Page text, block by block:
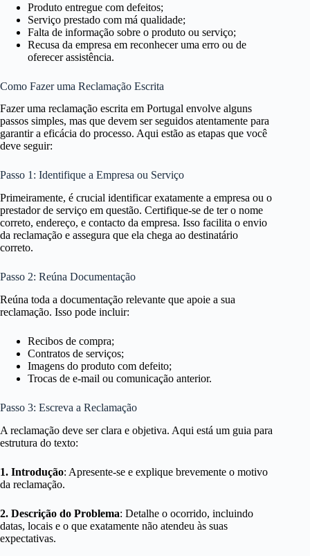
Produto entregue com defeitos;
Serviço prestado com má qualidade;
Falta de informação sobre o produto ou serviço;
Recusa da empresa em reconhecer uma erro ou de
oferecer assistência.
Como Fazer uma Reclamação Escrita
Fazer uma reclamação escrita em Portugal envolve alguns
passos simples, mas que devem ser seguidos atentamente para
garantir a eficácia do processo. Aqui estão as etapas que você
deve seguir:
Passo 1: Identifique a Empresa ou Serviço
Primeiramente, é crucial identificar exatamente a empresa ou o
prestador de serviço em questão. Certifique-se de ter o nome
correto, endereço, e contacto da empresa. Isso facilita o envio
da reclamação e assegura que ela chega ao destinatário
correto.
Passo 2: Reúna Documentação
Reúna toda a documentação relevante que apoie a sua
reclamação. Isso pode incluir:
Recibos de compra;
Contratos de serviços;
Imagens do produto com defeito;
Trocas de e-mail ou comunicação anterior.
Passo 3: Escreva a Reclamação
A reclamação deve ser clara e objetiva. Aqui está um guia para
estrutura do texto:
1. Introdução: Apresente-se e explique brevemente o motivo
da reclamação.
2. Descrição do Problema: Detalhe o ocorrido, incluindo
datas, locais e o que exatamente não atendeu às suas
expectativas.